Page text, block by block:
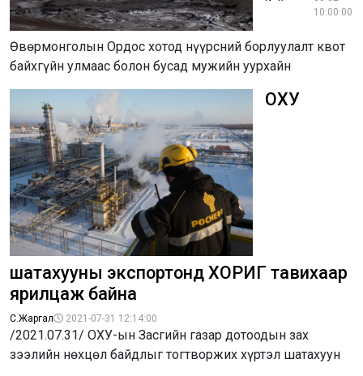
10:00:00
Өвөрмонголын Ордос хотод нүүрсний борлуулалт квот
байхгүйн улмаас болон бусад мужийн уурхайн
ОХУ
шатахууны экспортонд ХОРИГ тавихаар
ярилцаж байна
С.Жаргал 2021-07-31 12:14:00
/2021.07.31/ ОХУ-ын Засгийн газар дотоодын зах
зээлийн нөхцөл байдлыг тогтворжих хүртэл шатахуун